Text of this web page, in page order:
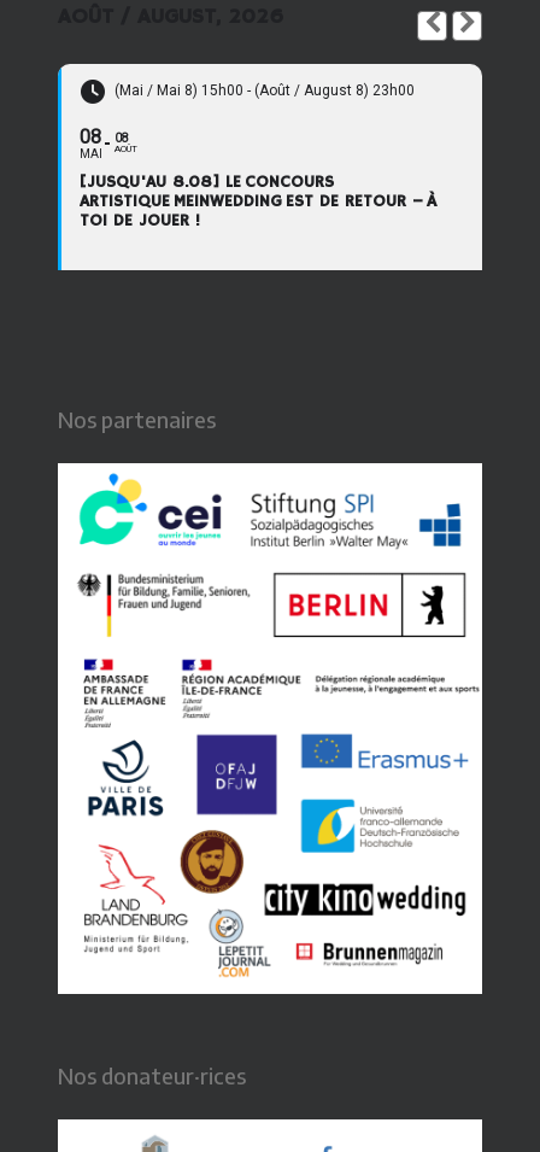
(Mai / Mai 8) 15h00 - (Août / August 8) 23h00
08
MAI
08
AOÛT
[JUSQU'AU 8.08] LE CONCOURS
ARTISTIQUE MEINWEDDING EST DE RETOUR – À
TOI DE JOUER !
Nos partenaires
Nos donateur·rices